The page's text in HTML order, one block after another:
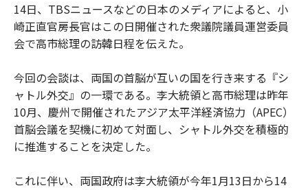
14日、TBSニュースなどの日本のメディアによると、小
崎正直官房長官はこの日開催された衆議院議員運営委員
会で高市総理の訪韓日程を伝えた。
今回の会談は、両国の首脳が互いの国を行き来する『シ
ャトル外交』の一環である。李大統領と高市総理は昨年
10月、慶州で開催されたアジア太平洋経済協力（APEC）
首脳会議を契機に初めて対面し、シャトル外交を積極的
に推進することを決定した。
これに伴い、両国政府は李大統領が今年1月13日から14